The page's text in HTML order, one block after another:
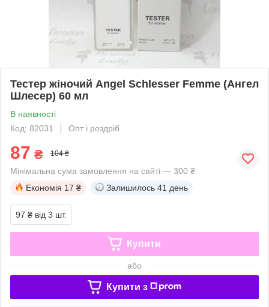
Тестер жіночий Angel Schlesser Femme (Ангел
Шлесер) 60 мл
В наявності
Код: 82031
Опт і роздріб
87 ₴ 104 ₴
Мінімальна сума замовлення на сайті — 300 ₴
Економія 17 ₴ Залишилось 41 день
97 ₴ від 3 шт.
Купити
або
Купити з